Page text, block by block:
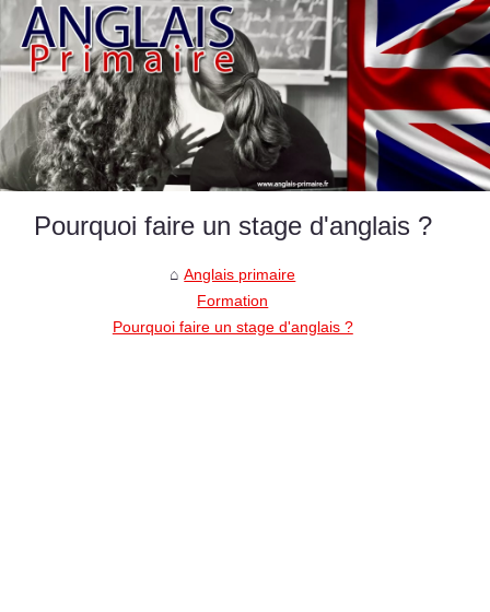
Pourquoi faire un stage d'anglais ?
Anglais primaire
Formation
Pourquoi faire un stage d'anglais ?